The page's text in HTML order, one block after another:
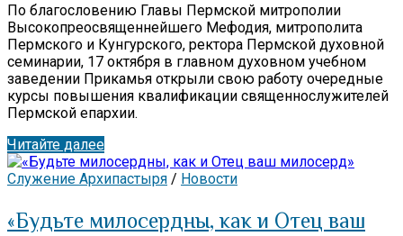
По благословению Главы Пермской митрополии
Высокопреосвященнейшего Мефодия, митрополита
Пермского и Кунгурского, ректора Пермской духовной
семинарии, 17 октября в главном духовном учебном
заведении Прикамья открыли свою работу очередные
курсы повышения квалификации священнослужителей
Пермской епархии.
Читайте далее
Служение Архипастыря / Новости
«Будьте милосердны, как и Отец ваш